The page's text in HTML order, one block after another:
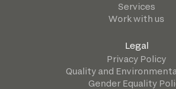
Services
Work with us
Legal
Privacy Policy
Quality and
Gender Equality